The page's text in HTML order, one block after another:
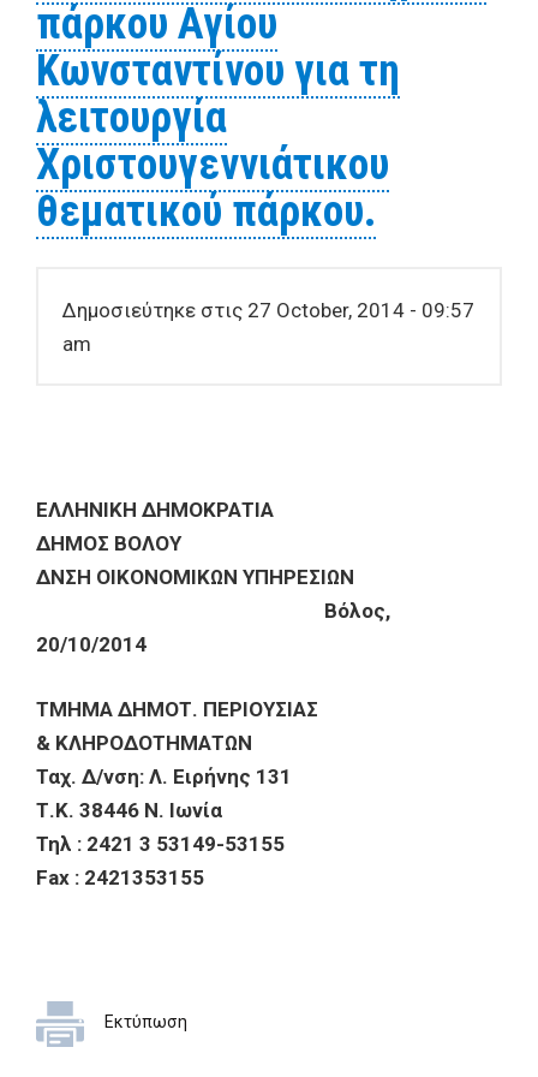
πάρκου Αγίου
Κωνσταντίνου για τη
λειτουργία
Χριστουγεννιάτικου
θεματικού πάρκου.
Δημοσιεύτηκε στις 27 October, 2014 - 09:57
am
ΕΛΛΗΝΙΚΗ ΔΗΜΟΚΡΑΤΙΑ
ΔΗΜΟΣ ΒΟΛΟΥ
ΔΝΣΗ ΟΙΚΟΝΟΜΙΚΩΝ ΥΠΗΡΕΣΙΩΝ
Βόλος,
20/10/2014
ΤΜΗΜΑ ΔΗΜΟΤ. ΠΕΡΙΟΥΣΙΑΣ
& ΚΛΗΡΟΔΟΤΗΜΑΤΩΝ
Ταχ. Δ/νση: Λ. Ειρήνης 131
Τ.Κ. 38446 Ν. Ιωνία
Τηλ : 2421 3 53149-53155
Fax : 2421353155
Εκτύπωση